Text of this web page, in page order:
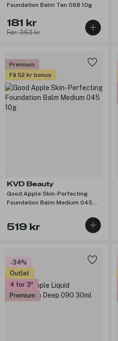
Foundation Balm Tan 068 10g
181 kr
Før: 363 kr
Premium
Få 52 kr bonus
KVD Beauty
Good Apple Skin-Perfecting
Foundation Balm Medium 045
519 kr
-34%
Outlet
4 for 3
Premium